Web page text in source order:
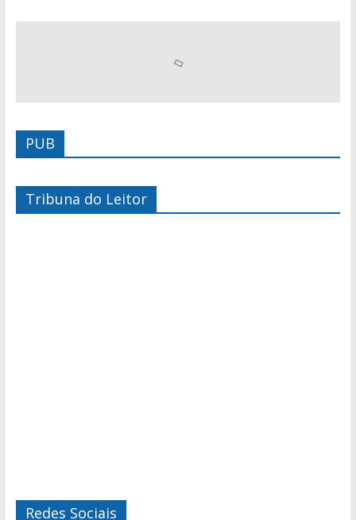
PUB
Tribuna do Leitor
Redes Sociais